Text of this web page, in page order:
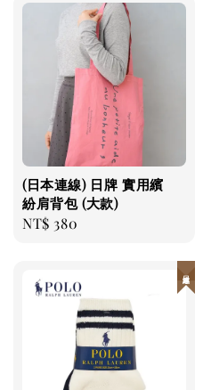
(日本連線) 日牌 實用繽
紛肩背包 (大款)
Regular
NT$ 380